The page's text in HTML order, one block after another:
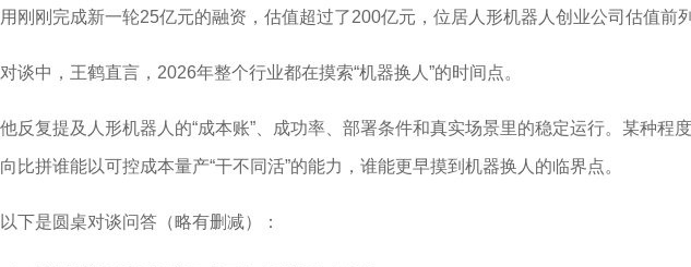
用刚刚完成新一轮25亿元的融资，估值超过了200亿元，位居人形机器人创业公司估值前列
对谈中，王鹤直言，2026年整个行业都在摸索“机器换人”的时间点。
他反复提及人形机器人的“成本账”、成功率、部署条件和真实场景里的稳定运行。某种
向比拼谁能以可控成本量产“干不同活”的能力，谁能更早摸到机器换人的临界点。
以下是圆桌对谈问答（略有删减）：